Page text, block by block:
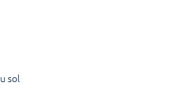
sol